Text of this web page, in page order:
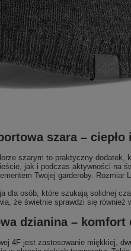
szara –
szarym to praktyczny dodatek,
jak i podczas aktywności na
Twojej garderoby. Rozmiar
dla osób, które szukają solidnej
że świetnie sprawdzi się
dzianina –
4F jest zastosowanie miękkiej,